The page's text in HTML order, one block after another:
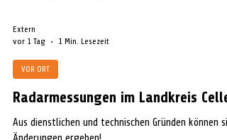
Extern
vor 1 Tag
VOR ORT
Radarmessungen im Landkreis Celle